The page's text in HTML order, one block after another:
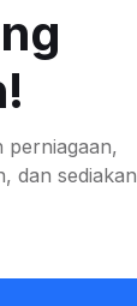
perniagaan,
dan sediakan